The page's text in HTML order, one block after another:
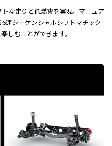
な走りと低燃費を実現。マニュア
速シーケンシャルシフトマチック
しむことができます。